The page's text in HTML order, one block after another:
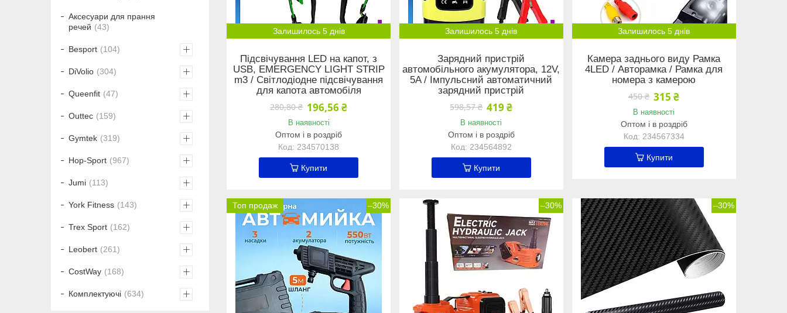
Залишилось 5 днів
Підсвічування LED на капот, з
USB, EMERGENCY LIGHT STRIP
m3 / Світлодіодне підсвічування
для капота автомобіля
280,80 ₴ 196,56 ₴
В наявності
Оптом і в роздріб
234570138
Купити
Залишилось 5 днів
Зарядний пристрій
автомобільного акумулятора, 12V,
5A / Імпульсний автоматичний
зарядний пристрій
598,57 ₴ 419 ₴
В наявності
Оптом і в роздріб
234564892
Купити
Залишилось 5 днів
Камера заднього виду Рамка
4LED / Авторамка / Рамка для
номера з камерою
450 ₴ 315 ₴
В наявності
Оптом і в роздріб
234567334
Купити
Топ продаж –30% –30% –30%
Аксесуари для прання
речей
43
Besport 104
DiVolio 304
Queenfit 47
Outtec 159
Gymtek 319
Hop-Sport 967
Jumi 113
York Fitness 143
Trex Sport 162
Leobert 261
CostWay 168
Комплектуючі 634